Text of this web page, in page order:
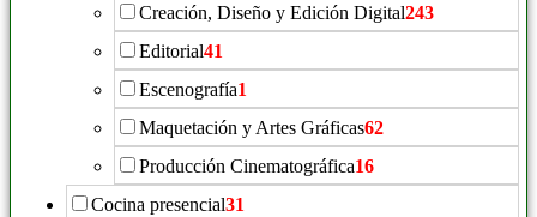
Creación, Diseño y Edición Digital243
Editorial41
Escenografía1
Maquetación y Artes Gráficas62
Producción Cinematográfica16
Cocina presencial31